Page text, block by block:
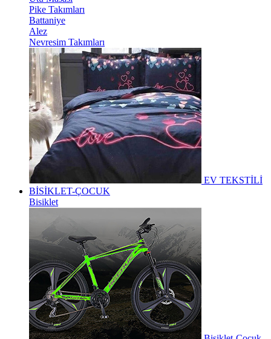
Pike Takımları
Battaniye
Alez
Nevresim Takımları
EV TEKSTİLİ
BİSİKLET-ÇOCUK
Bisiklet